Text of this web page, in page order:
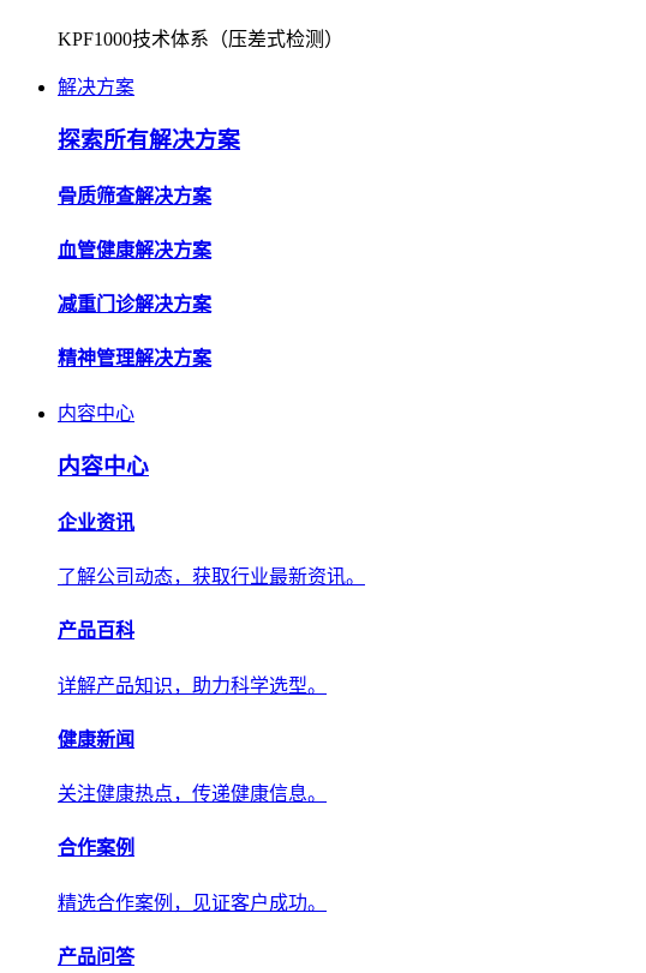
探索所有解决方案
骨质筛查解决方案
血管健康解决方案
减重门诊解决方案
精神管理解决方案
内容中心
内容中心
企业资讯
了解公司动态，获取行业最新资讯。
产品百科
详解产品知识，助力科学选型。
健康新闻
关注健康热点，传递权威健康信息。
合作案例
精选合作案例，见证客户成功。
产品问答
常见问题解答，快速找到所需信息。
关于我们